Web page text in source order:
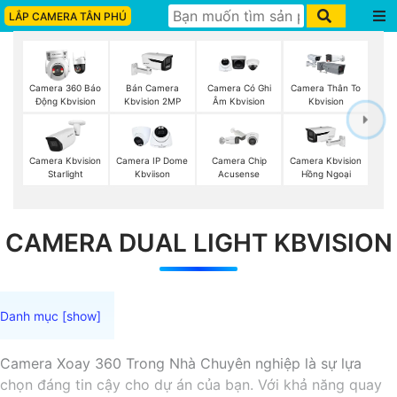
LẮP CAMERA TÂN PHÚ
Camera 360 Báo
Động Kbvision
Bán Camera
Kbvision 2MP
Camera Có Ghi
Âm Kbvision
Camera Thân To
Kbvision
Camera Kbvision
Starlight
Camera IP Dome
Kbviison
Camera Chip
Acusense
Camera Kbvision
Hồng Ngoại
CAMERA DUAL LIGHT KBVISION
Camera Xoay 360 Trong Nhà Chuyên nghiệp là sự lựa
chọn đáng tin cậy cho dự án của bạn. Với khả năng quay